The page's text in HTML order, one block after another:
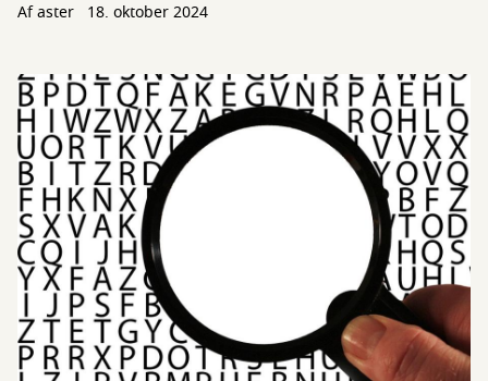
Afaster 18. oktober 2024